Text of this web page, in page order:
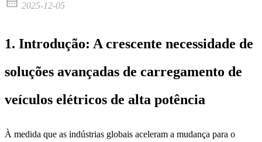
2025-12-05
1. Introdução: A crescente necessidade de
soluções avançadas de carregamento de
veículos elétricos de alta potência
À medida que as indústrias globais aceleram a mudança para o